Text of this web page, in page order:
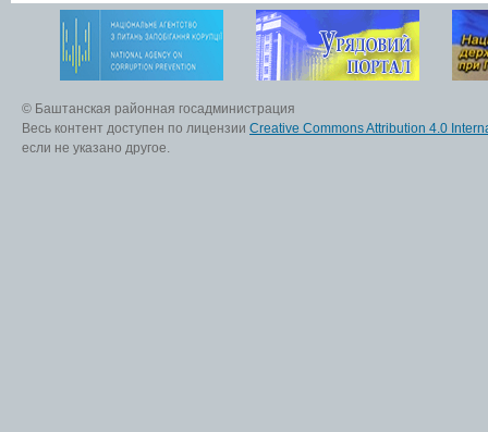
© Баштанская районная госадминистрация
Весь контент доступен по лицензии Creative Commons Attribution 4.0
если не указано другое.